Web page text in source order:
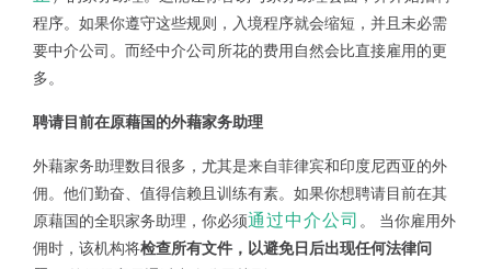
程序。如果你遵守这些规则，入境程序就会缩短，并且未必需
要中介公司。而经中介公司所花的费用自然会比直接雇用的更
多。
聘请目前在原藉国的外藉家务助理
外藉家务助理数目很多，尤其是来自菲律宾和印度尼西亚的外
佣。他们勤奋、值得信赖且训练有素。如果你想聘请目前在其
原藉国的全职家务助理，你必须通过中介公司 。 当你雇用外
佣时，该机构将检查所有文件，以避免日后出现任何法律问